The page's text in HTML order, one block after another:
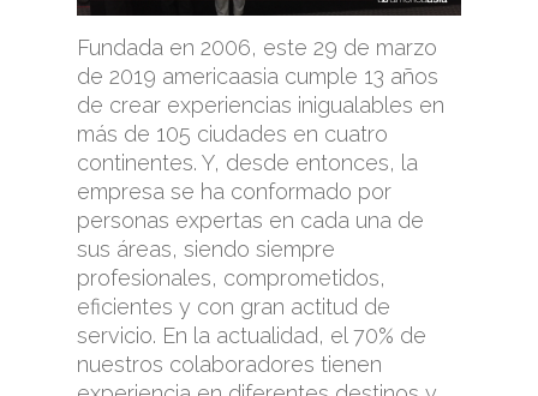
Fundada en 2006, este 29 de marzo
de 2019 americaasia cumple 13 años
de crear experiencias inigualables en
más de 105 ciudades en cuatro
continentes. Y, desde entonces, la
empresa se ha conformado por
personas expertas en cada una de
sus áreas, siendo siempre
profesionales, comprometidos,
eficientes y con gran actitud de
servicio. En la actualidad, el 70% de
nuestros colaboradores tienen